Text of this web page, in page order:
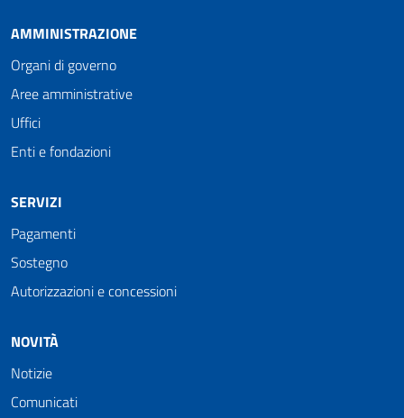
AMMINISTRAZIONE
Organi di governo
Aree amministrative
Uffici
Enti e fondazioni
SERVIZI
Pagamenti
Sostegno
Autorizzazioni e concessioni
NOVITÀ
Notizie
Comunicati